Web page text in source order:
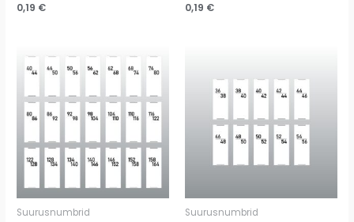
0,19 € 0,19 €
Suurusnumbrid Suurusnumbrid